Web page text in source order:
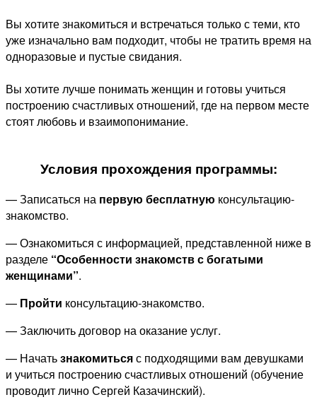
Вы хотите знакомиться и встречаться только с теми, кто
уже изначально вам подходит, чтобы не тратить время на
одноразовые и пустые свидания.
Вы хотите лучше понимать женщин и готовы учиться
построению счастливых отношений, где на первом месте
стоят любовь и взаимопонимание.
Условия прохождения программы:
— Записаться на первую бесплатную консультацию-
знакомство.
— Ознакомиться с информацией, представленной ниже в
разделе “Особенности знакомств с богатыми
женщинами”.
— Пройти консультацию-знакомство.
— Заключить договор на оказание услуг.
— Начатьзнакомитьсяс подходящими вам девушками
и учиться построению счастливых отношений (обучение
проводит лично Сергей Казачинский).